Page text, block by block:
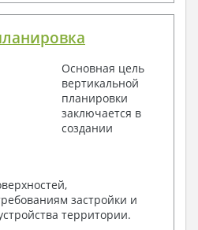
Основная цель
вертикальной
планировки
заключается в
создании
застройки и
территории.